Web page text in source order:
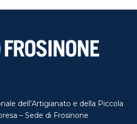
dell’Artigianato e della Piccola
– Sede di Frosinone